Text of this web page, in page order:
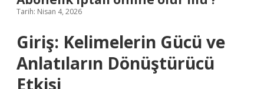
Tarih: Nisan 4, 2026
Giriş: Kelimelerin Gücü ve
Anlatıların Dönüştürücü
Etkisi